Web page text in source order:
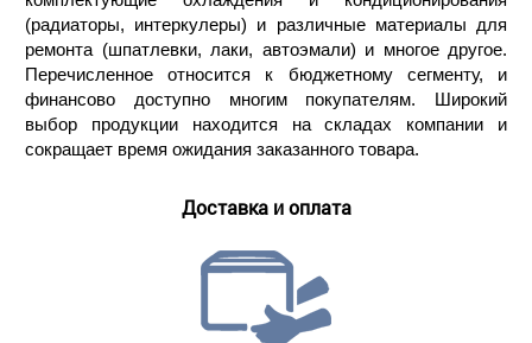
(радиаторы, интеркулеры) и различные материалы для
ремонта (шпатлевки, лаки, автоэмали) и многое другое.
Перечисленное относится к бюджетному сегменту, и
финансово доступно многим покупателям. Широкий
выбор продукции находится на складах компании и
сокращает время ожидания заказанного товара.
Доставка и оплата